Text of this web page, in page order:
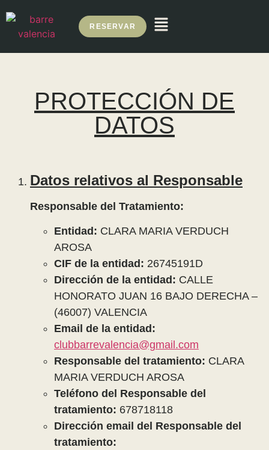
RESERVAR
PROTECCIÓN DE
DATOS
Datos relativos al Responsable
Responsable del Tratamiento:
Entidad: CLARA MARIA VERDUCH
AROSA
CIF de la entidad: 26745191D
Dirección de la entidad: CALLE
HONORATO JUAN 16 BAJO DERECHA –
(46007) VALENCIA
Email de la entidad:
clubbarrevalencia@gmail.com
Responsable del tratamiento: CLARA
MARIA VERDUCH AROSA
Teléfono del Responsable del
tratamiento: 678718118
Dirección email del Responsable del
tratamiento: